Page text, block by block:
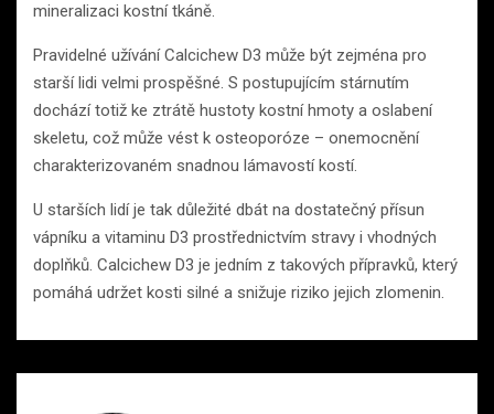
mineralizaci kostní tkáně.
Pravidelné užívání Calcichew D3 může být zejména pro
starší lidi velmi prospěšné. S postupujícím stárnutím
dochází totiž ke ztrátě hustoty kostní hmoty a oslabení
skeletu, což může vést k osteoporóze – onemocnění
charakterizovaném snadnou lámavostí kostí.
U starších lidí je tak důležité dbát na dostatečný přísun
vápníku a vitaminu D3 prostřednictvím stravy i vhodných
doplňků. Calcichew D3 je jedním z takových přípravků, který
pomáhá udržet kosti silné a snižuje riziko jejich zlomenin.